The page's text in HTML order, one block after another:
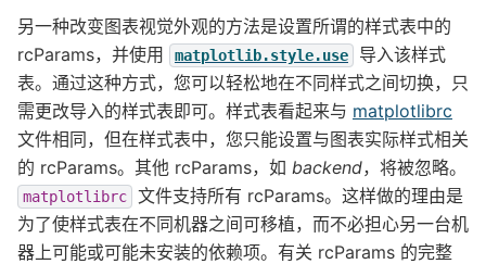
另一种改变图表视觉外观的方法是设置所谓的样式表中的
rcParams，并使用
matplotlib.style.use
导入该样式
表。通过这种方式，您可以轻松地在不同样式之间切换，只
需更改导入的样式表即可。样式表看起来与 matplotlibrc
文件相同，但在样式表中，您只能设置与图表实际样式相关
的 rcParams。其他 rcParams，如 backend，将被忽略。
matplotlibrc
文件支持所有 rcParams。这样做的理由是
为了使样式表在不同机器之间可移植，而不必担心另一台机
器上可能或可能未安装的依赖项。有关 rcParams 的完整